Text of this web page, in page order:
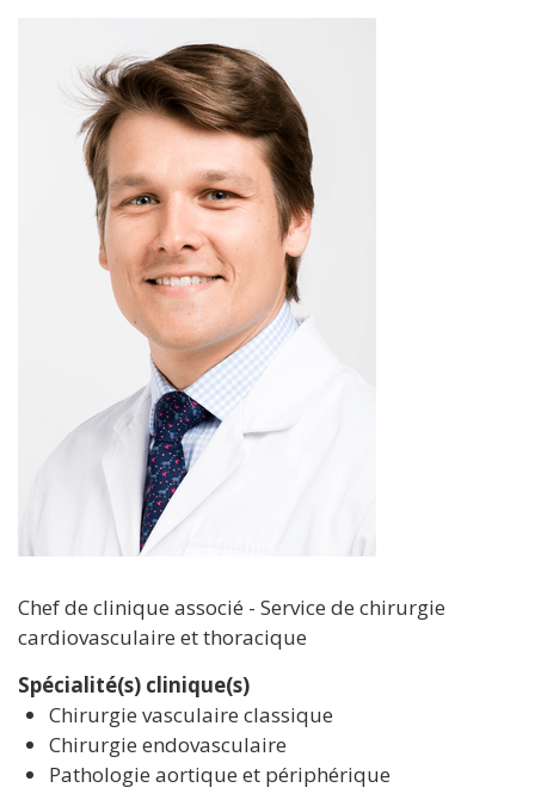
Chef de clinique associé - Service de chirurgie
cardiovasculaire et thoracique
Spécialité(s) clinique(s)
Chirurgie vasculaire classique
Chirurgie endovasculaire
Pathologie aortique et périphérique